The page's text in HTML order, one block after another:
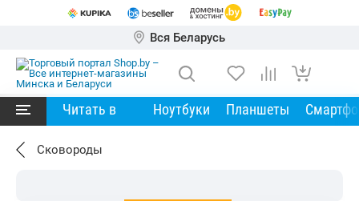
Вся Беларусь
Читать в Ноутбуки Планшеты
Сковороды